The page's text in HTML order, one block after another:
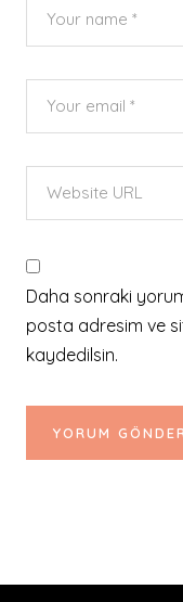
Daha sonraki
posta adresim ve
kaydedilsin.